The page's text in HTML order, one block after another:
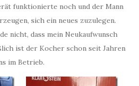
funktionierte noch und der Mann
sich ein neues zuzulegen.
nicht, dass mein Neukaufwunsch
ist der Kocher schon seit Jahren
im Betrieb.